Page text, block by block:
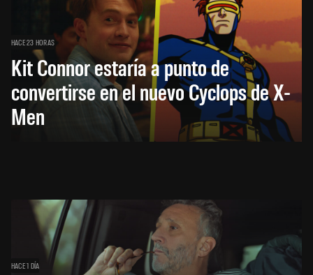
HACE 23 HORAS
Kit Connor estaría a punto de
convertirse en el nuevo Cyclops de X-
Men
HACE 1 DÍA